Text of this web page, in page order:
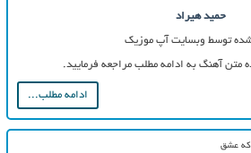
حمید هیراد
شده توسط وبسایت آپ موزیک
متن آهنگ به ادامه مطلب مراجعه فرمایید.
ادامه مطلب...
عشق